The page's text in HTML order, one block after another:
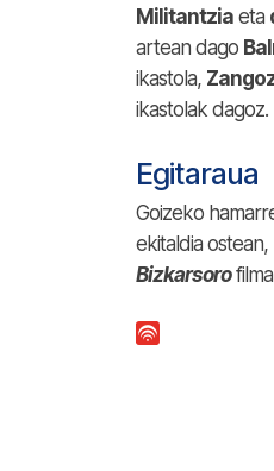
Militantzia eta
artean dago
ikastola,
ikastolak dagoz.
Egitaraua
Goizeko
ekitaldia
Bizkarsoro